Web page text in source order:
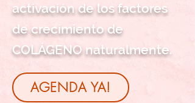
activación de los factores
de crecimiento de
COLÁGENO naturalmente.
AGENDA YA!